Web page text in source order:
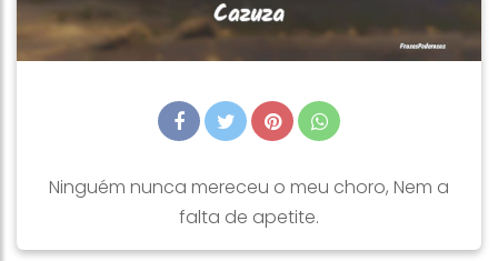
Ninguém nunca mereceu o meu choro, Nem a
falta de apetite.